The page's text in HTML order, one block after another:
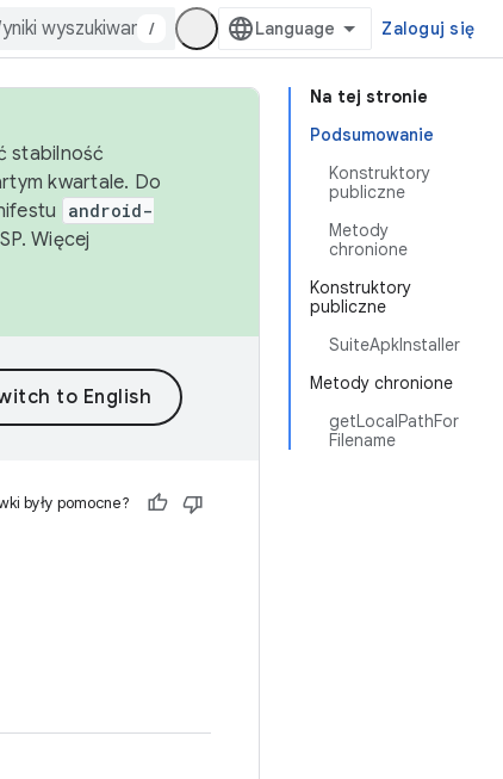
/ Zaloguj się
Na tej stronie
Podsumowanie
Konstruktory
publiczne
Metody
chronione
Konstruktory
publiczne
SuiteApkInstaller
Metody chronione
getLocalPathFor
Filename
stabilność
kwartale. Do
android-
Więcej
były pomocne?